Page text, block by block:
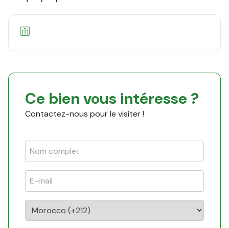
Ce bien vous intéresse ?
Contactez-nous pour le visiter !